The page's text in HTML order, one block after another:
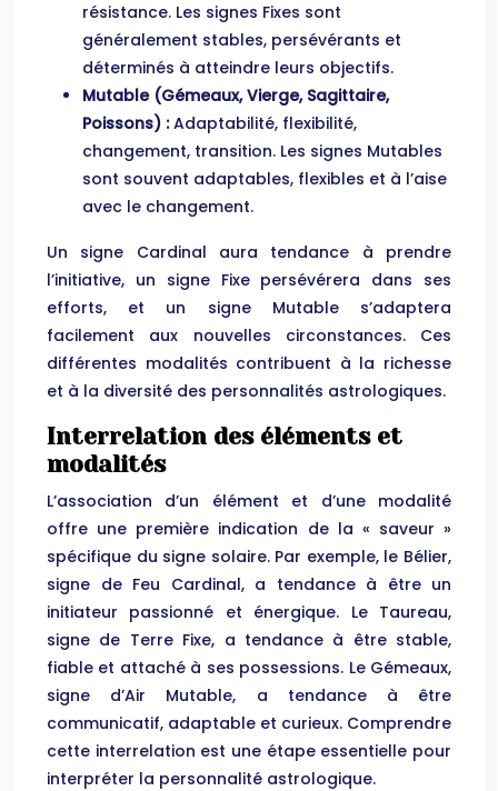
résistance. Les signes Fixes sont
généralement stables, persévérants et
déterminés à atteindre leurs objectifs.
Mutable (Gémeaux, Vierge, Sagittaire,
Poissons) :Adaptabilité, flexibilité,
changement, transition. Les signes Mutables
sont souvent adaptables, flexibles et à l’aise
avec le changement.
Un signe Cardinal aura tendance à prendre
l’initiative, un signe Fixe persévérera dans ses
efforts, et un signe Mutable s’adaptera
facilement aux nouvelles circonstances. Ces
différentes modalités contribuent à la richesse
et à la diversité des personnalités astrologiques.
Interrelation des éléments et
modalités
L’association d’un élément et d’une modalité
offre une première indication de la « saveur »
spécifique du signe solaire. Par exemple, le Bélier,
signe de Feu Cardinal, a tendance à être un
initiateur passionné et énergique. Le Taureau,
signe de Terre Fixe, a tendance à être stable,
fiable et attaché à ses possessions. Le Gémeaux,
signe d’Air Mutable, a tendance à être
communicatif, adaptable et curieux. Comprendre
cette interrelation est une étape essentielle pour
interpréter la personnalité astrologique.